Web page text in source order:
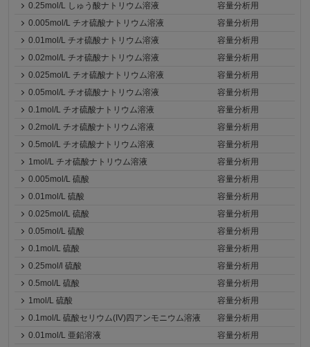
0.25mol/L しゅう酸ナトリウム溶液
容量分析用
0.005mol/L チオ硫酸ナトリウム溶液
容量分析用
0.01mol/L チオ硫酸ナトリウム溶液
容量分析用
0.02mol/L チオ硫酸ナトリウム溶液
容量分析用
0.025mol/L チオ硫酸ナトリウム溶液
容量分析用
0.05mol/L チオ硫酸ナトリウム溶液
容量分析用
0.1mol/L チオ硫酸ナトリウム溶液
容量分析用
0.2mol/L チオ硫酸ナトリウム溶液
容量分析用
0.5mol/L チオ硫酸ナトリウム溶液
容量分析用
1mol/L チオ硫酸ナトリウム溶液
容量分析用
0.005mol/L 硫酸
容量分析用
0.01mol/L 硫酸
容量分析用
0.025mol/L 硫酸
容量分析用
0.05mol/L 硫酸
容量分析用
0.1mol/L 硫酸
容量分析用
0.25mol/l 硫酸
容量分析用
0.5mol/L 硫酸
容量分析用
1mol/L 硫酸
容量分析用
0.1mol/L 硫酸セリウム(IV)四アンモニウム溶液
容量分析用
0.01mol/L 亜鉛溶液
容量分析用